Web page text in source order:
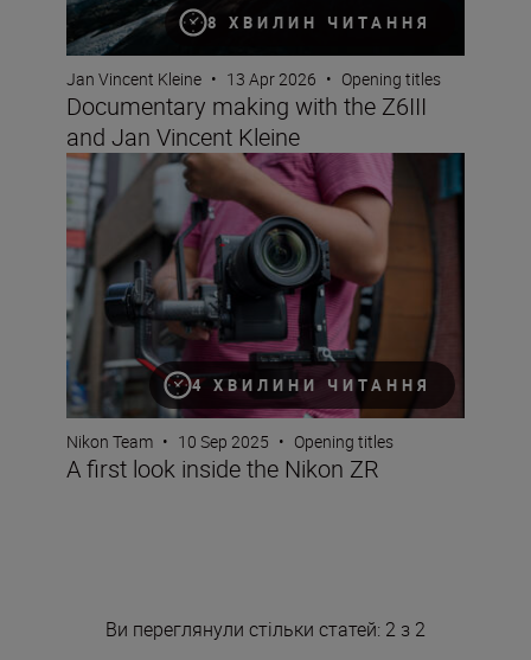
8 ХВИЛИН ЧИТАННЯ
Jan Vincent Kleine • 13 Apr 2026 • Opening titles
Documentary making with the Z6III
and Jan Vincent Kleine
4 ХВИЛИНИ ЧИТАННЯ
A first look inside the Nikon ZR
Nikon Team • 10 Sep 2025 • Opening titles
A first look inside the Nikon ZR
Ви переглянули стільки статей: 2 з 2